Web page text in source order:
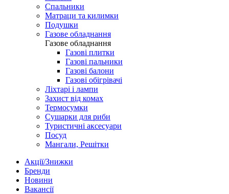
Спальники
Матраци та килимки
Подушки
Газове обладнання
Газове обладнання
Газові плитки
Газові пальники
Газові балони
Газові обігрівачі
Ліхтарі і лампи
Захист від комах
Термосумки
Сушарки для риби
Туристичні аксесуари
Посуд
Мангали, Решітки
Акції/Знижки
Бренди
Новини
Вакансії